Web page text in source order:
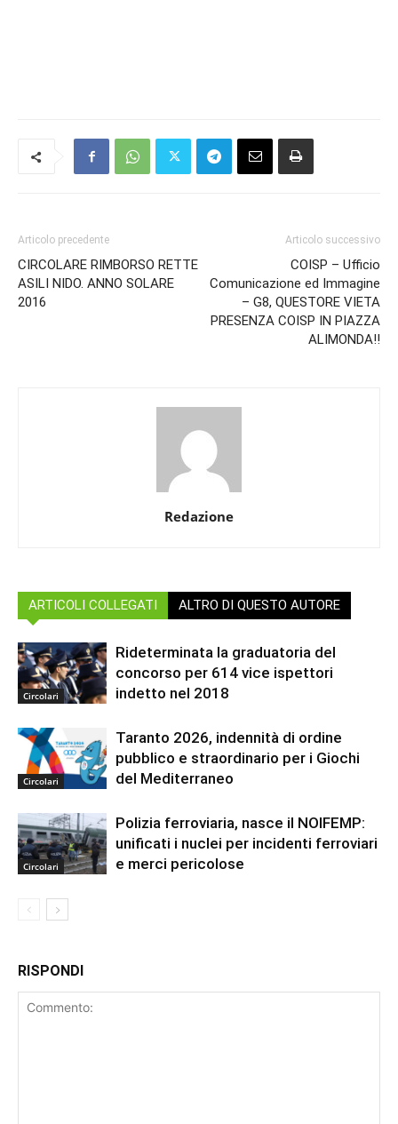
Articolo precedente
CIRCOLARE RIMBORSO RETTE
ASILI NIDO. ANNO SOLARE
2016
Articolo successivo
COISP – Ufficio
Comunicazione ed Immagine
– G8, QUESTORE VIETA
PRESENZA COISP IN PIAZZA
ALIMONDA!!
Redazione
ARTICOLI COLLEGATI ALTRO DI QUESTO AUTORE
Circolari
Rideterminata la graduatoria del
concorso per 614 vice ispettori
indetto nel 2018
Circolari
Taranto 2026, indennità di ordine
pubblico e straordinario per i Giochi
del Mediterraneo
Circolari
Polizia ferroviaria, nasce il NOIFEMP:
unificati i nuclei per incidenti ferroviari
e merci pericolose
RISPONDI